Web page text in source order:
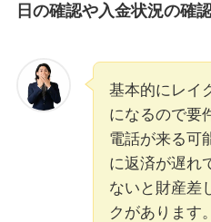
日の確認や入金状況の確
基本的にレイ
になるので要
電話が来る可
に返済が遅れ
ないと財産差
クがあります。